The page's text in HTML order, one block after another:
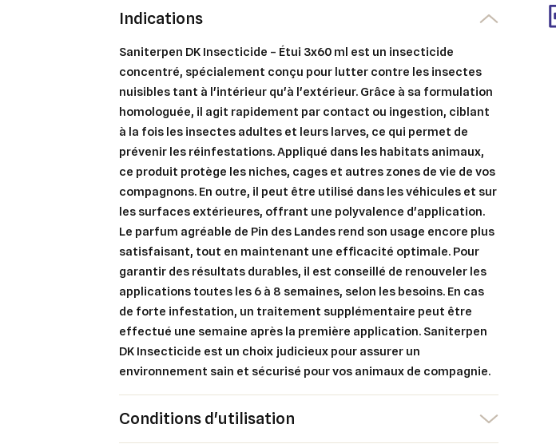
Indications
Saniterpen DK Insecticide – Étui 3x60 ml est un insecticide
concentré, spécialement conçu pour lutter contre les insectes
nuisibles tant à l'intérieur qu'à l'extérieur. Grâce à sa formulation
homologuée, il agit rapidement par contact ou ingestion, ciblant
à la fois les insectes adultes et leurs larves, ce qui permet de
prévenir les réinfestations. Appliqué dans les habitats animaux,
ce produit protège les niches, cages et autres zones de vie de vos
compagnons. En outre, il peut être utilisé dans les véhicules et sur
les surfaces extérieures, offrant une polyvalence d'application.
Le parfum agréable de Pin des Landes rend son usage encore plus
satisfaisant, tout en maintenant une efficacité optimale. Pour
garantir des résultats durables, il est conseillé de renouveler les
applications toutes les 6 à 8 semaines, selon les besoins. En cas
de forte infestation, un traitement supplémentaire peut être
effectué une semaine après la première application. Saniterpen
DK Insecticide est un choix judicieux pour assurer un
environnement sain et sécurisé pour vos animaux de compagnie.
Conditions d'utilisation
Ajouter à ma liste d'envies
add_circle_outline Créer une nouvelle liste
Nom de la liste d'envies
Annuler Créer une liste d'envies
Connexion
Vous devez être connecté pour ajouter des
Annuler Connexion